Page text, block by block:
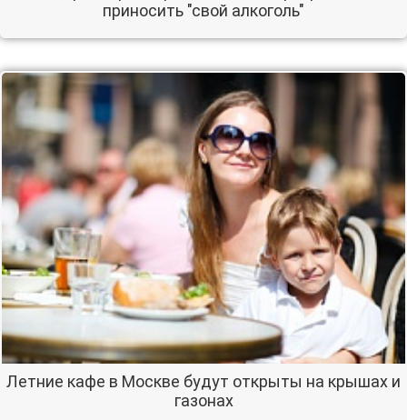
приносить "свой алкоголь"
Летние кафе в Москве будут открыты на крышах и
газонах